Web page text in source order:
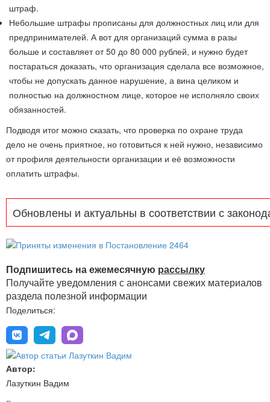
штраф.
Небольшие штрафы прописаны для должностных лиц или для
предпринимателей. А вот для организаций сумма в разы
больше и составляет от 50 до 80 000 рублей, и нужно будет
постараться доказать, что организация сделала все возможное,
чтобы не допускать данное нарушение, а вина целиком и
полностью на должностном лице, которое не исполняло своих
обязанностей.
Подводя итог можно сказать, что проверка по охране труда
дело не очень приятное, но готовиться к ней нужно, независимо
от профиля деятельности организации и её возможности
оплатить штрафы.
Обновлены и актуальны в соответствии с
Подпишитесь на ежемесячную рассылку
Получайте уведомления с анонсами свежих материалов
раздела полезной информации
Поделиться:
Автор:
Лазуткин Вадим